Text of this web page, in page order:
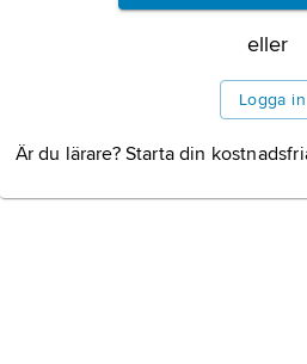
eller
Logga in
Är du lärare? Starta din